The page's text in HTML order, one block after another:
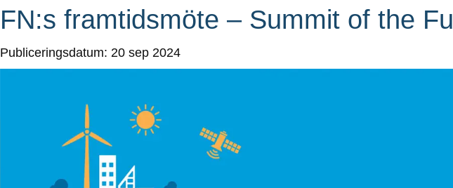
FN:s framtidsmöte – Summit of the
Publiceringsdatum: 20 sep 2024